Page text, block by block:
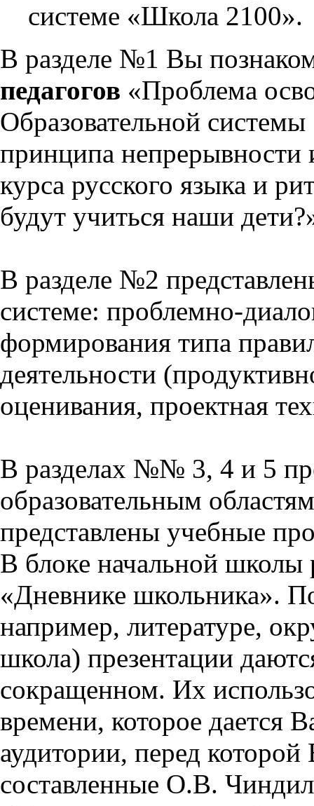
системе «Школа 2100».
В разделе №1 Вы
педагогов «Проблема
Образовательной
принципа непрерывности
курса русского языка и
будут учиться наши
В разделе №2
системе: проблемно-
формирования типа
деятельности
оценивания, проектная
В разделах №№ 3, 4 и 5
образовательным
представлены учебные
В блоке начальной школы
«Дневнике школьника».
например, литературе,
школа) презентации
сокращенном. Их
времени, которое дается
аудитории, перед
составленные О.В.